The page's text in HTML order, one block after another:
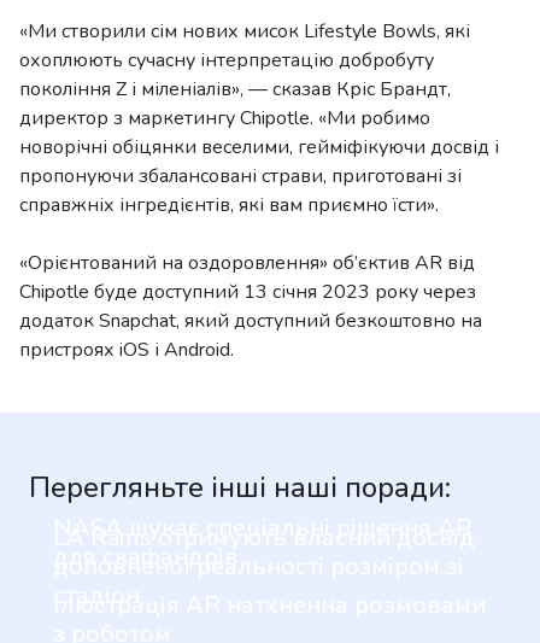
«Ми створили сім нових мисок Lifestyle Bowls, які
охоплюють сучасну інтерпретацію добробуту
покоління Z і міленіалів», — сказав Кріс Брандт,
директор з маркетингу Chipotle. «Ми робимо
новорічні обіцянки веселими, гейміфікуючи досвід і
пропонуючи збалансовані страви, приготовані зі
справжніх інгредієнтів, які вам приємно їсти».
«Орієнтований на оздоровлення» об’єктив AR від
Chipotle буде доступний 13 січня 2023 року через
додаток Snapchat, який доступний безкоштовно на
пристроях iOS і Android.
Перегляньте інші наші поради: